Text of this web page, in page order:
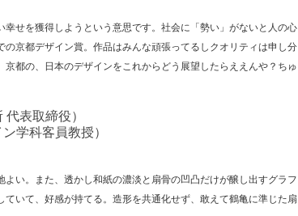
せを獲得しようという意思です。社会に「勢い」がないと人の心
京都デザイン賞。作品はみんな頑張ってるしクオリティは申し分
都の、日本のデザインをこれからどう展望したらええんや？ちゅ
表取締役）
科客員教授）
い。また、透かし和紙の濃淡と扇骨の凹凸だけが醸し出すグラフ
いて、好感が持てる。造形を共通化せず、敢えて鶴亀に準じた扇